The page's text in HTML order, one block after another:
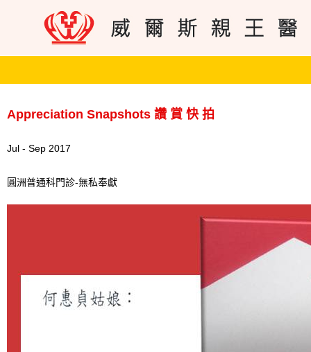
Appreciation Snapshots 讚 賞 快 拍
Jul - Sep 2017
圓洲普通科門診-無私奉獻